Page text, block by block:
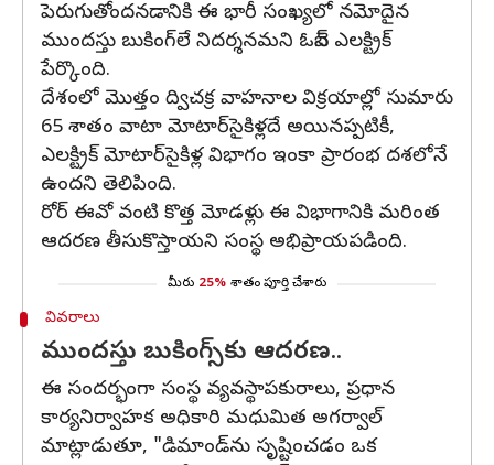
పెరుగుతోందనడానికి ఈ భారీ సంఖ్యలో నమోదైన
ముందస్తు బుకింగ్‌లే నిదర్శనమని ఓబెన్ ఎలక్ట్రిక్
పేర్కొంది.
దేశంలో మొత్తం ద్విచక్ర వాహనాల విక్రయాల్లో సుమారు
65 శాతం వాటా మోటార్‌సైకిళ్లదే అయినప్పటికీ,
ఎలక్ట్రిక్ మోటార్‌సైకిళ్ల విభాగం ఇంకా ప్రారంభ దశలోనే
ఉందని తెలిపింది.
రోర్ ఈవో వంటి కొత్త మోడళ్లు ఈ విభాగానికి మరింత
ఆదరణ తీసుకొస్తాయని సంస్థ అభిప్రాయపడింది.
మీరు 25% శాతం పూర్తి చేశారు
వివరాలు
ముందస్తు బుకింగ్స్‌కు ఆదరణ..
ఈ సందర్భంగా సంస్థ వ్యవస్థాపకురాలు, ప్రధాన
కార్యనిర్వాహక అధికారి మధుమిత అగర్వాల్
మాట్లాడుతూ, "డిమాండ్‌ను సృష్టించడం ఒక